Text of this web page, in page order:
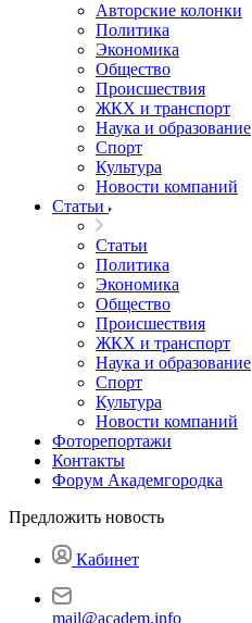
Авторские колонки
Политика
Экономика
Общество
Происшествия
ЖКХ и транспорт
Наука и образование
Спорт
Культура
Новости компаний
Статьи
Статьи
Политика
Экономика
Общество
Происшествия
ЖКХ и транспорт
Наука и образование
Спорт
Культура
Новости компаний
Фоторепортажи
Контакты
Форум Академгородка
Предложить новость
Кабинет
mail@academ.info